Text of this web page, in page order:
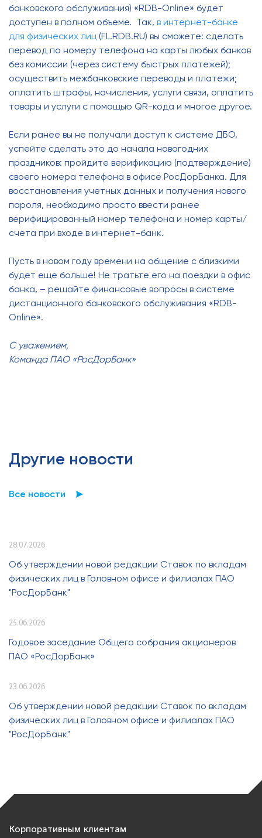
банковского обслуживания) «RDB-Online» будет
доступен в полном объеме. Так, в интернет-банке
для физических лиц (FL.RDB.RU) вы сможете: сделать
перевод по номеру телефона на карты любых банков
без комиссии (через систему быстрых платежей);
осуществить межбанковские переводы и платежи;
оплатить штрафы, начисления, услуги связи, оплатить
товары и услуги с помощью QR-кода и многое другое.
Если ранее вы не получали доступ к системе ДБО,
успейте сделать это до начала новогодних
праздников: пройдите верификацию (подтверждение)
своего номера телефона в офисе РосДорБанка. Для
восстановления учетных данных и получения нового
пароля, необходимо просто ввести ранее
верифицированный номер телефона и номер карты/
счета при входе в интернет-банк.
Пусть в новом году времени на общение с близкими
будет еще больше! Не тратьте его на поездки в офис
банка, – решайте финансовые вопросы в системе
дистанционного банковского обслуживания «RDB-
Online».
С уважением,
Команда ПАО «РосДорБанк»
Другие новости
Все новости
28.07.2026
Об утверждении новой редакции Ставок по вкладам
физических лиц в Головном офисе и филиалах ПАО
"РосДорБанк"
25.06.2026
Годовое заседание Общего собрания акционеров
ПАО «РосДорБанк»
23.06.2026
Об утверждении новой редакции Ставок по вкладам
физических лиц в Головном офисе и филиалах ПАО
"РосДорБанк"
Корпоративным клиентам